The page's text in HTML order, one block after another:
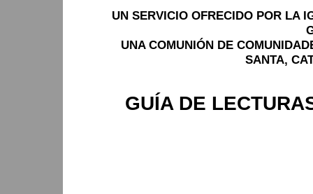
UN SERVICIO OFRECIDO POR LA
UNA COMUNIÓN DE
SANTA,
GUÍA DE